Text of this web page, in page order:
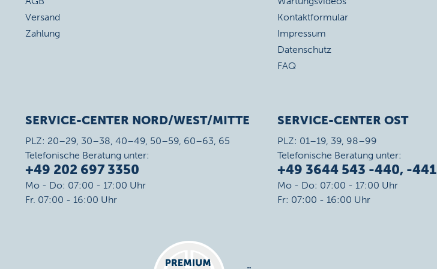
Versand
Zahlung
Kontaktformular
Impressum
Datenschutz
FAQ
SERVICE-CENTER NORD/WEST/MITTE
PLZ: 20–29, 30–38, 40–49, 50–59, 60–63, 65
Telefonische Beratung unter:
+49 202 697 3350
Mo - Do: 07:00 - 17:00 Uhr
Fr. 07:00 - 16:00 Uhr
SERVICE-CENTER OST
PLZ: 01–19, 39, 98–99
Telefonische Beratung unter:
+49 3644 543 -440, -441
Mo - Do: 07:00 - 17:00 Uhr
Fr: 07:00 - 16:00 Uhr